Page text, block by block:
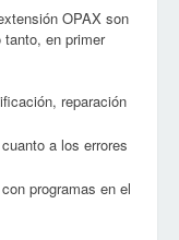
OPAX son
tanto, en primer
reparación
a los errores
programas en el